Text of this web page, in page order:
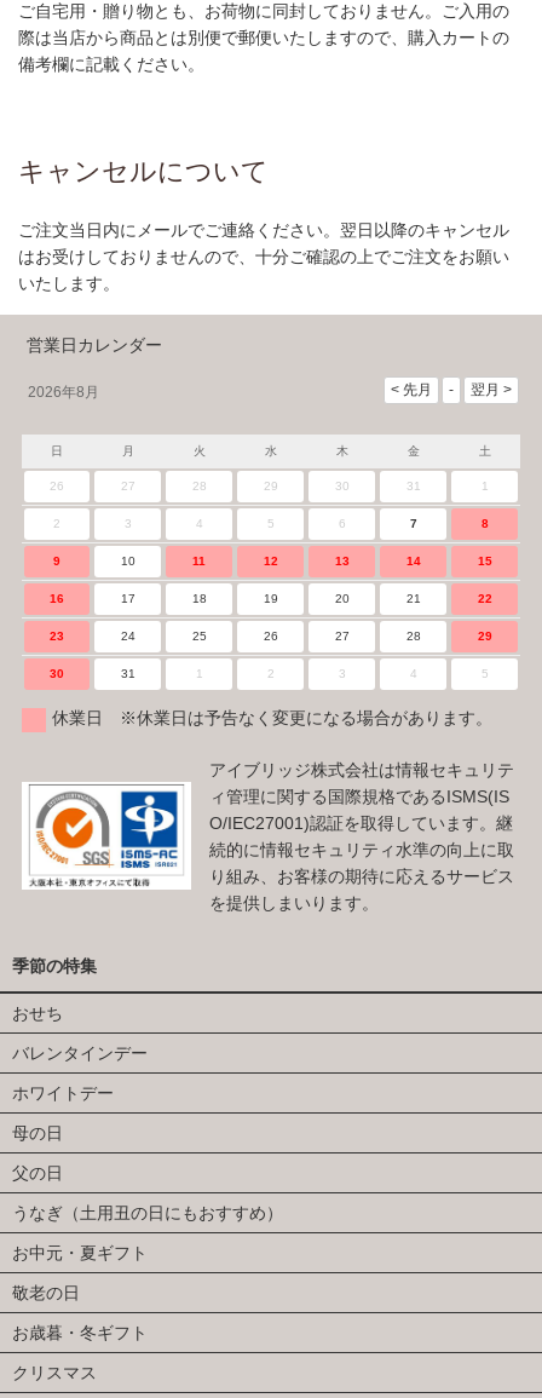
ご自宅用・贈り物とも、お荷物に同封しておりません。ご入用の
際は当店から商品とは別便で郵便いたしますので、購入カートの
備考欄に記載ください。
キャンセルについて
ご注文当日内にメールでご連絡ください。翌日以降のキャンセル
はお受けしておりませんので、十分ご確認の上でご注文をお願い
いたします。
営業日カレンダー
2026年8月
日 月 火 水 木 金 土
26 27 28 29 30 31 1
2 3 4 5 6 7 8
9 10 11 12 13 14 15
16 17 18 19 20 21 22
23 24 25 26 27 28 29
30 31 1 2 3 4 5
休業日 ※休業日は予告なく変更になる場合があります。
アイブリッジ株式会社は情報セキュリテ
ィ管理に関する国際規格であるISMS(IS
O/IEC27001)認証を取得しています。継
続的に情報セキュリティ水準の向上に取
り組み、お客様の期待に応えるサービス
を提供しまいります。
季節の特集
おせち
バレンタインデー
ホワイトデー
母の日
父の日
うなぎ（土用丑の日にもおすすめ）
お中元・夏ギフト
敬老の日
お歳暮・冬ギフト
クリスマス